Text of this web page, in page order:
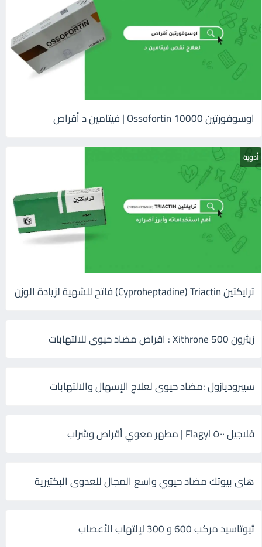
اوسوفورتين 10000 Ossofortin | فيتامين د أقراص
أدوية
ترايكتين Cyproheptadine) Triactin) فاتح للشهية لزيادة الوزن
زيثرون 500 Xithrone : اقراص مضاد حيوى للالتهابات
سيبروديازول :مضاد حيوى لعلاج الإسهال والالتهابات
فلاجيل ٥٠٠ Flagyl | مطهر معوي أقراص وشراب
هاى بيوتك مضاد حيوي واسع المجال للعدوى البكتيرية
ثيوتاسيد مركب 600 و 300 لإلتهاب الأعصاب